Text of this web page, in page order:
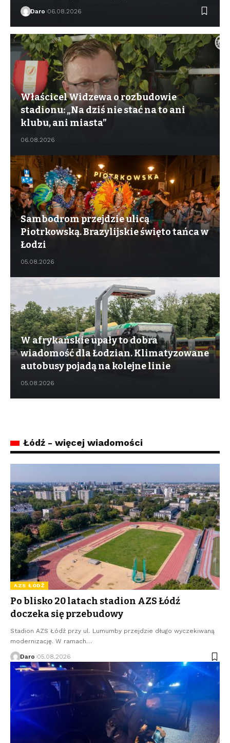
Daro 06.08.2026
Właścicel Widzewa o rozbudowie
stadionu: „Na dziś nie stać na to ani
klubu, ani miasta”
06.08.2026
Sambodrom przejdzie ulicą
Piotrkowską. Brazylijskie święto tańca w
Łodzi
05.08.2026
W afrykańskie upały to dobra
wiadomość dla Łodzian. Klimatyzowane
autobusy pojadą na kolejne linie
05.08.2026
Łódź - więcej wiadomości
AZS ŁÓDŹ
Po blisko 20 latach stadion AZS Łódź
doczeka się przebudowy
Stadion AZS Łódź przy ul. Lumumby przejdzie długo wyczekiwaną
modernizację. W ramach…
Daro 05.08.2026